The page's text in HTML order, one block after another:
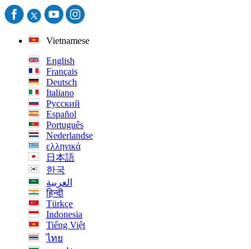
Vietnamese
English
Français
Deutsch
Italiano
Русский
Español
Português
Nederlandse
ελληνικά
日本語
한국
العربية
हिन्दी
Türkçe
Indonesia
Tiếng Việt
ไทย